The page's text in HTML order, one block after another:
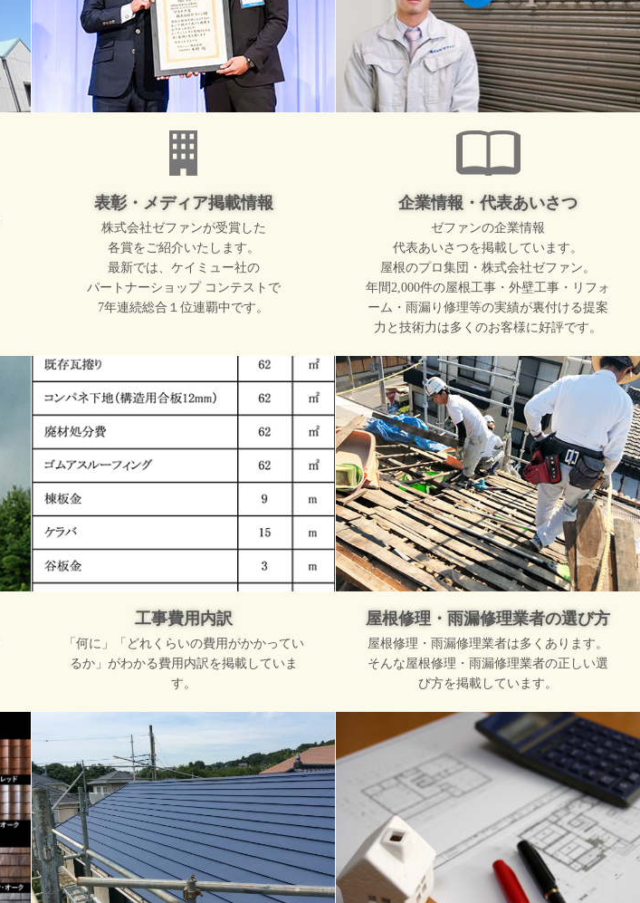
表彰・メディア掲載情報
株式会社ゼファンが受賞した
各賞をご紹介いたします。
最新では、ケイミュー社の
パートナーショップ コンテストで
7年連続総合１位連覇中です。
企業情報・代表あいさつ
ゼファンの企業情報
代表あいさつを掲載しています。
屋根のプロ集団・株式会社ゼファン。
年間2,000件の屋根工事・外壁工事・リフォ
ーム・雨漏り修理等の実績が裏付ける提案
力と技術力は多くのお客様に好評です。
工事費用内訳
「何に」「どれくらいの費用がかかってい
るか」がわかる費用内訳を掲載していま
す。
屋根修理・雨漏修理業者の選び方
屋根修理・雨漏修理業者は多くあります。
そんな屋根修理・雨漏修理業者の正しい選
び方を掲載しています。